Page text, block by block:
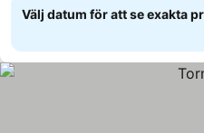
Välj datum för att se exakta